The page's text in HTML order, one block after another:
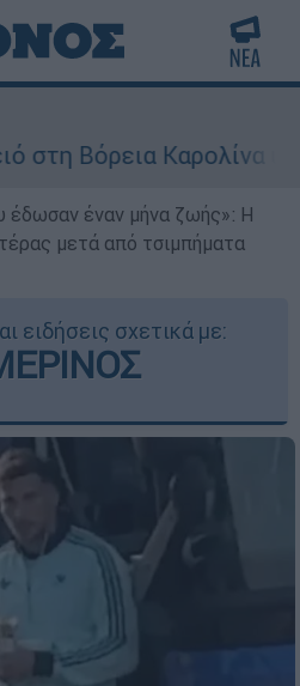
Καρολίνα ύστερα από
έδωσαν έναν μήνα ζωής»: Η
μετά από τσιμπήματα
ειδήσεις σχετικά με: